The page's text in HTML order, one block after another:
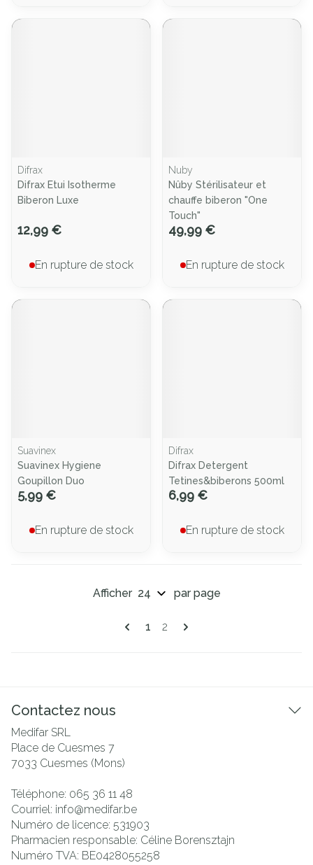
Difrax
Difrax Etui Isotherme
Biberon Luxe
12,99 €
En rupture de stock
Nuby
Nûby Stérilisateur et
chauffe biberon "One
Touch"
49,99 €
En rupture de stock
Suavinex
Suavinex Hygiene
Goupillon Duo
5,99 €
En rupture de stock
Difrax
Difrax Detergent
Tetines&biberons 500ml
6,99 €
En rupture de stock
Pages
Vous lisez actuellement la page
1 Page
2
Afficher par page
Contactez nous
Medifar SRL
Place de Cuesmes 7
7033 Cuesmes (Mons)
Téléphone: 065 36 11 48
Courriel: info@medifar.be
Numéro de licence: 531903
Pharmacien responsable: Céline Borensztajn
Numéro TVA: BE0428055258